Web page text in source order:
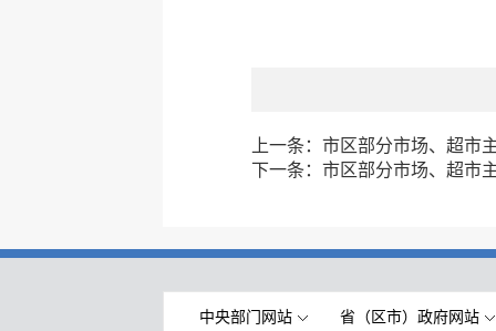
上一条： 市区部分市场、超市
下一条： 市区部分市场、超市
中央部门网站 省（区市）政府网站